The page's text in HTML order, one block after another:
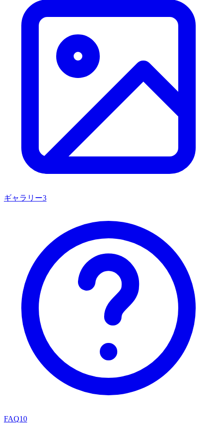
ギャラリー3
FAQ10